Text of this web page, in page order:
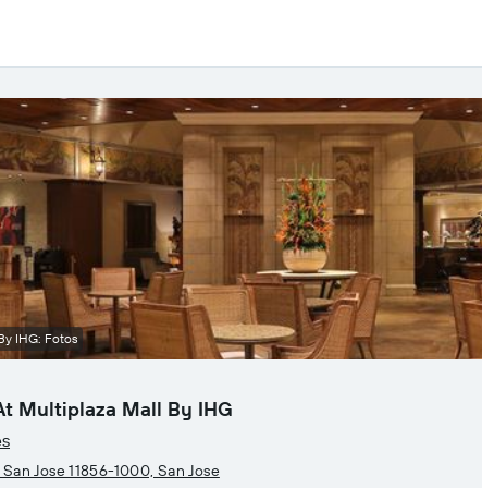
Multiplaza Mall By IHG
Jose 11856-1000, San Jose
IHG: Fotos